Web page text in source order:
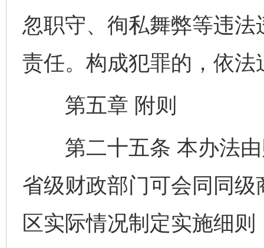
忽职守、徇私舞弊等违
责任。构成犯罪的，依
第五章 附则
第二十五条 本办法由
省级财政部门可会同同
区实际情况制定实施细
完善运行机制助力责任有效落实